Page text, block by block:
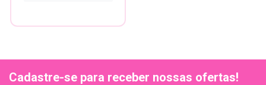
Cadastre-se para receber nossas ofertas!